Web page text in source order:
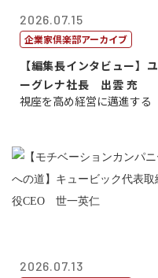
2026.07.15
企業家倶楽部アーカイブ
【編集長インタビュー】ユ
ーグレナ社長 出雲 充
視座を高め経営に邁進する
2026.07.13